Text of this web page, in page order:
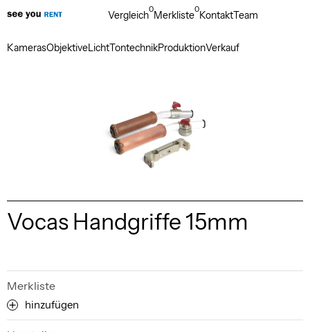
KamerasObjektiveLichtTontechnikProduktionVerkauf
Vergleich0Merkliste0KontaktTeam
Vocas Handgriffe 15mm
Merkliste
hinzufügen